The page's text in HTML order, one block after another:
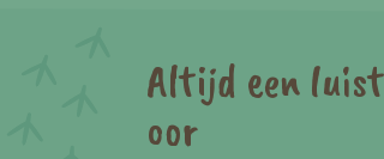
Altijd een
oor